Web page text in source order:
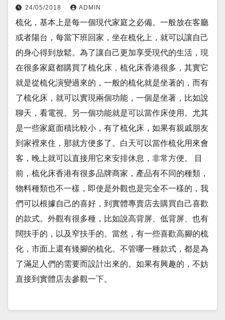
24/05/2018 ADMIN
梳化，基本上是每一個現代家庭之必備。一般放在客廳
或者陽台，每當下班回家，坐在梳化上，就可以讓自己
的身心得到放鬆。為了讓自己更加享受現代的生活，現
在很多家庭都購買了梳化床，梳化床香港很多，其實它
就是從梳化演變過來的，一般的梳化就是坐著的，而有
了梳化床，就可以實現兩個功能，一個是坐著，比如說
聊天，看電視。另一個功能就是可以當作床使用。尤其
是一些家庭面積比較小，有了梳化床，如果有親戚朋友
到家裡來住，那就方便多了。白天可以當作梳化用來會
客，晚上就可以直接用它來安排休息，非常方便。 目
前，梳化床香港有很多品牌商家，產品有不同的種類，
物料種類也不一樣，即使是外觀也是完全不一樣的，我
們可以根據自己的喜好，到實體專賣店去購買自己喜歡
的款式。外觀有很多種，比如說高背屏、低背屏、也有
闊扶手的，以及窄扶手的。當然，有一些喜歡高腳的梳
化，市面上還有矮腳的梳化。不管哪一種款式，都是為
了滿足人們的需要而設計出來的。如果有興趣的，不妨
直接到實體店去參觀一下。